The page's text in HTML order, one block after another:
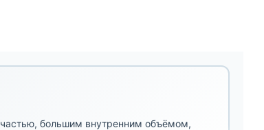
большим внутренним объёмом,